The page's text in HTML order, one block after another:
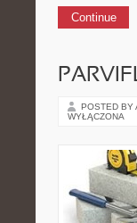
Continue
POSTED BY
WYŁĄCZONA